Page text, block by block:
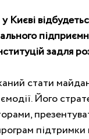
Києві
задля
стати
Його
підтримки